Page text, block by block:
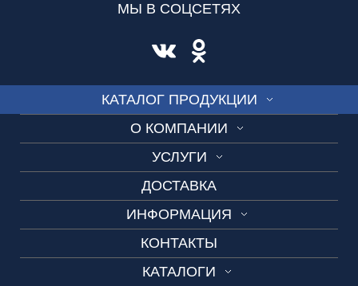
КАТАЛОГ ПРОДУКЦИИ
О КОМПАНИИ
3D-тур на производство
УСЛУГИ
Изготовление по шаблону
Замеры и консультации
Разработка дизайн-проекта
ДОСТАВКА
ИНФОРМАЦИЯ
Технические условия
Сроки изготовления
КОНТАКТЫ
КАТАЛОГИ
МЫ В СОЦСЕТЯХ